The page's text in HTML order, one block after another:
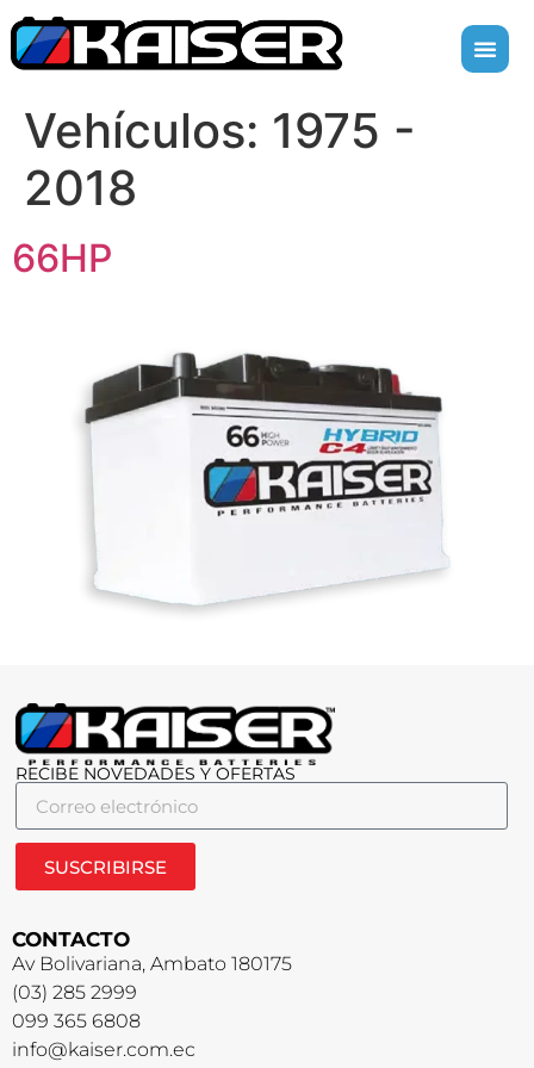
Vehículos: 1975 -
2018
66HP
RECIBE NOVEDADES Y OFERTAS
SUSCRIBIRSE
CONTACTO
Av Bolivariana, Ambato 180175
(03) 285 2999
099 365 6808
info@kaiser.com.ec